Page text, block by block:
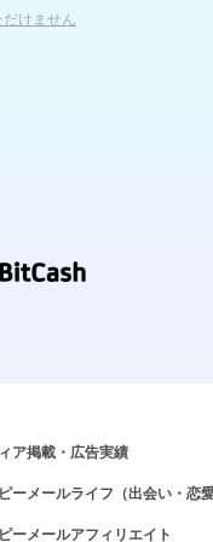
けません
ア掲載・広告実績
ーメールライフ（出会い・恋愛
ーメールアフィリエイト